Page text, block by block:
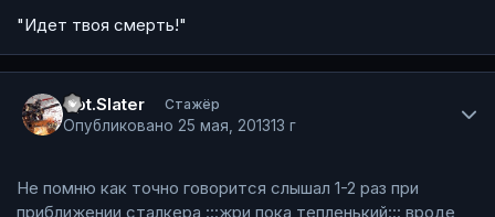
"Идет твоя смерть!"
Cpt.Slater Стажёр
Опубликовано 25 мая, 201313 г
Не помню как точно говорится слышал 1-2 раз при
приближении сталкера :::жри пока тепленький::: вроде